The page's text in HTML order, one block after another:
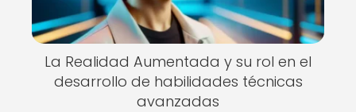
La Realidad Aumentada y su rol en el
desarrollo de habilidades técnicas
avanzadas